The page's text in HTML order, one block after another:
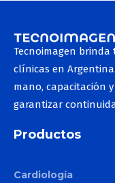
Toro
Etherea
Doublo
New Doublo 2.0
Smart Pico
Tecnoimagen
clínicas en
mano, capacitación
garantizar
Productos
Cardiología